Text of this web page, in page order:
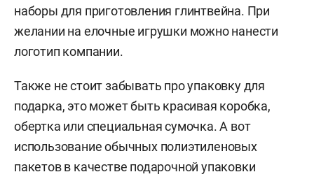
наборы для приготовления глинтвейна. При
желании на елочные игрушки можно нанести
логотип компании.
Также не стоит забывать про упаковку для
подарка, это может быть красивая коробка,
обертка или специальная сумочка. А вот
использование обычных полиэтиленовых
пакетов в качестве подарочной упаковки